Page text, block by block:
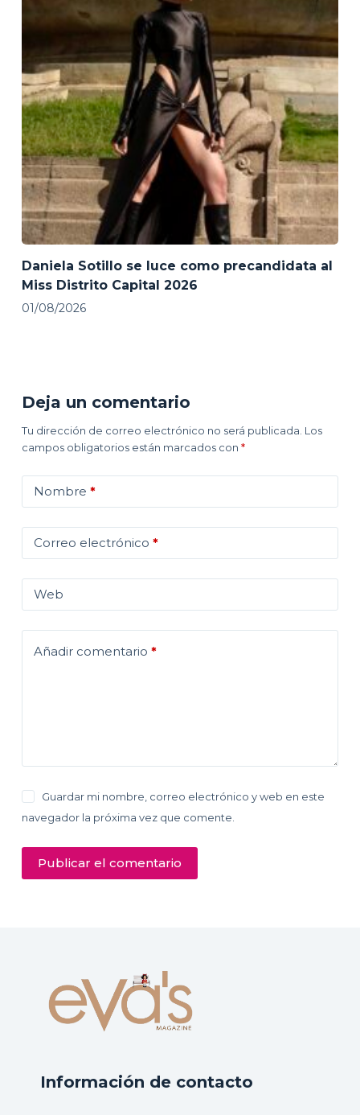
Daniela Sotillo se luce como precandidata al
Miss Distrito Capital 2026
01/08/2026
Deja un comentario
Tu dirección de correo electrónico no será publicada. Los
campos obligatorios están marcados con *
Nombre *
Correo electrónico *
Web
Añadir comentario *
Guardar mi nombre, correo electrónico y web en este
navegador la próxima vez que comente.
Publicar el comentario
Información de contacto